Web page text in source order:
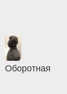
Оборотная